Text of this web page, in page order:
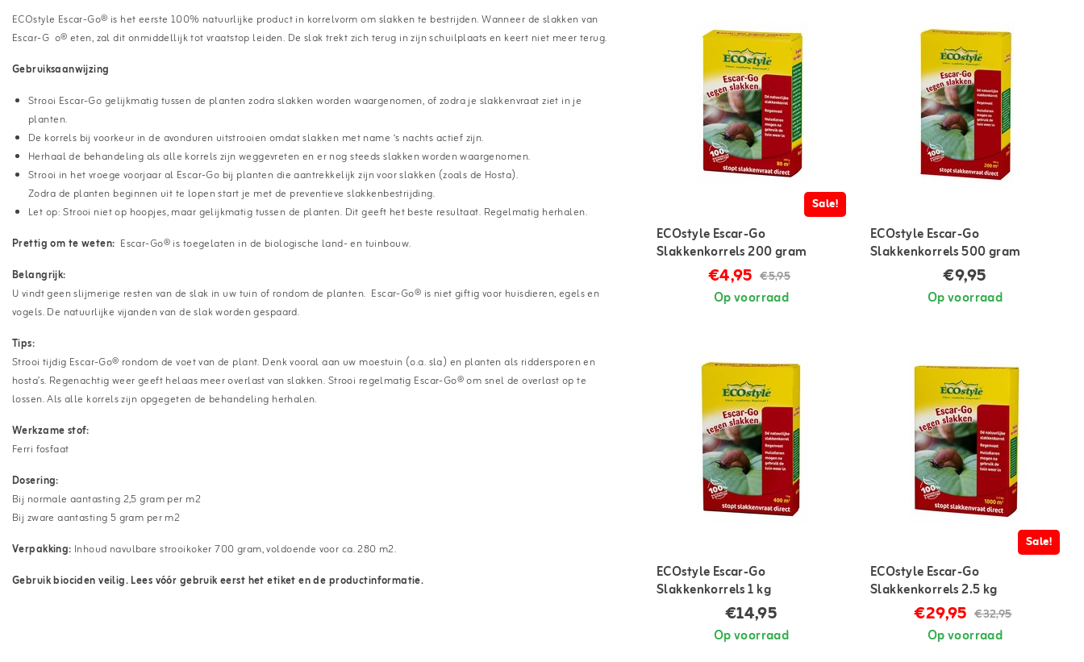
ECOstyle Escar-Go® is het eerste 100% natuurlijke product in korrelvorm om slakken te bestrijden. Wanneer de slakken van
Escar-G o® eten, zal dit onmiddellijk tot vraatstop leiden. De slak trekt zich terug in zijn schuilplaats en keert niet meer terug.
Gebruiksaanwijzing
Strooi Escar-Go gelijkmatig tussen de planten zodra slakken worden waargenomen, of zodra je slakkenvraat ziet in je
planten.
De korrels bij voorkeur in de avonduren uitstrooien omdat slakken met name ‘s nachts actief zijn.
Herhaal de behandeling als alle korrels zijn weggevreten en er nog steeds slakken worden waargenomen.
Strooi in het vroege voorjaar al Escar-Go bij planten die aantrekkelijk zijn voor slakken (zoals de Hosta).
Zodra de planten beginnen uit te lopen start je met de preventieve slakkenbestrijding.
Let op: Strooi niet op hoopjes, maar gelijkmatig tussen de planten. Dit geeft het beste resultaat. Regelmatig herhalen.
Prettig om te weten: Escar-Go® is toegelaten in de biologische land- en tuinbouw.
Belangrijk:
U vindt geen slijmerige resten van de slak in uw tuin of rondom de planten. Escar-Go® is niet giftig voor huisdieren, egels en
vogels. De natuurlijke vijanden van de slak worden gespaard.
Tips:
Strooi tijdig Escar-Go® rondom de voet van de plant. Denk vooral aan uw moestuin (o.a. sla) en planten als riddersporen en
hosta’s. Regenachtig weer geeft helaas meer overlast van slakken. Strooi regelmatig Escar-Go® om snel de overlast op te
lossen. Als alle korrels zijn opgegeten de behandeling herhalen.
Werkzame stof:
Ferri fosfaat
Dosering:
Bij normale aantasting 2,5 gram per m2
Bij zware aantasting 5 gram per m2
Verpakking: Inhoud navulbare strooikoker 700 gram, voldoende voor ca. 280 m2.
Gebruik biociden veilig. Lees vóór gebruik eerst het etiket en de productinformatie.
Sale!
ECOstyle Escar-Go
Slakkenkorrels 200 gram
€4,95 €5,95
Op voorraad
ECOstyle Escar-Go
Slakkenkorrels 500 gram
€9,95
Op voorraad
ECOstyle Escar-Go
Slakkenkorrels 1 kg
€14,95
Op voorraad
Sale!
ECOstyle Escar-Go
Slakkenkorrels 2.5 kg
€29,95 €32,95
Op voorraad